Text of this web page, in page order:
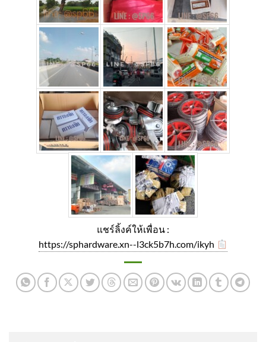
แชร์ลิ้งค์ให้เพื่อน :
https://sphardware.xn--l3ck5b7h.com/ikyh